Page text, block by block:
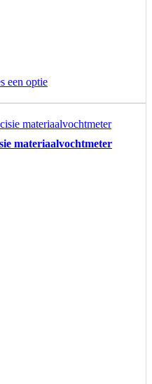
een optie
materiaalvochtmeter